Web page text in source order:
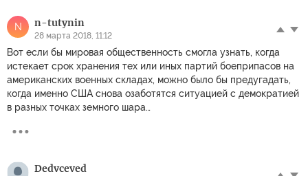
N n-tutynin
28 марта 2018, 11:12
Вот если бы мировая общественность смогла узнать, когда
истекает срок хранения тех или иных партий боеприпасов на
американских военных складах, можно было бы предугадать,
когда именно США снова озаботятся ситуацией с демократией
в разных точках земного шара…
Dedvceved